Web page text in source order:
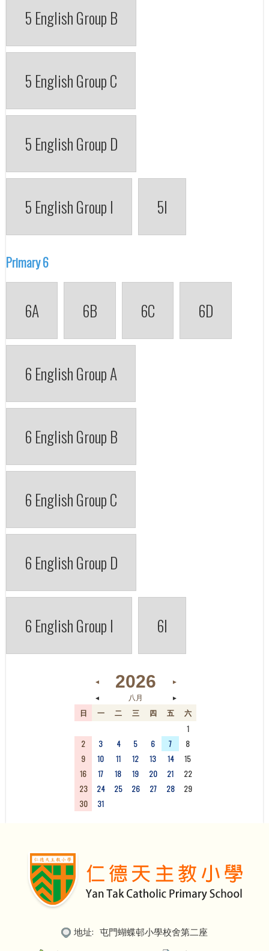
5 English Group B
5 English Group C
5 English Group D
5 English Group I 5I
Primary 6
6A 6B 6C 6D
6 English Group A
6 English Group B
6 English Group C
6 English Group D
6 English Group I 6I
◄ 2026
►
◄
八月 ►
日 一 二 三 四 五
六
1
2
3 4 5 6 7
8
9
10 11 12 13 14
15
16
17 18 19 20 21
22
23
24 25 26 27 28
29
30
31
地址: 屯門蝴蝶邨小學校舍第二座